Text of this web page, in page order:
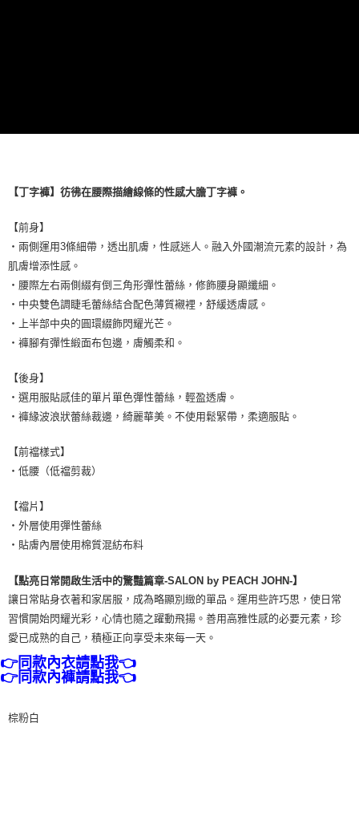
【丁字褲】彷彿在腰際描繪線條的性感大膽丁字褲。
【前身】
・兩側運用3條細帶，透出肌膚，性感迷人。融入外國潮流元素的設計，為
肌膚增添性感。
・腰際左右兩側綴有倒三角形彈性蕾絲，修飾腰身顯纖細。
・中央雙色調睫毛蕾絲結合配色薄質襯裡，舒緩透膚感。
・上半部中央的圓環綴飾閃耀光芒。
・褲腳有彈性緞面布包邊，膚觸柔和。
【後身】
・選用服貼感佳的單片單色彈性蕾絲，輕盈透膚。
・褲緣波浪狀蕾絲裁邊，綺麗華美。不使用鬆緊帶，柔適服貼。
【前襠樣式】
・低腰（低襠剪裁）
【襠片】
・外層使用彈性蕾絲
・貼膚內層使用棉質混紡布料
【點亮日常開啟生活中的驚豔篇章-SALON by PEACH JOHN-】
讓日常貼身衣著和家居服，成為略顯別緻的單品。運用些許巧思，使日常
習慣開始閃耀光彩，心情也隨之躍動飛揚。善用高雅性感的必要元素，珍
愛已成熟的自己，積極正向享受未來每一天。
👉同款內衣請點我👈
👉同款內褲請點我👈
棕粉白